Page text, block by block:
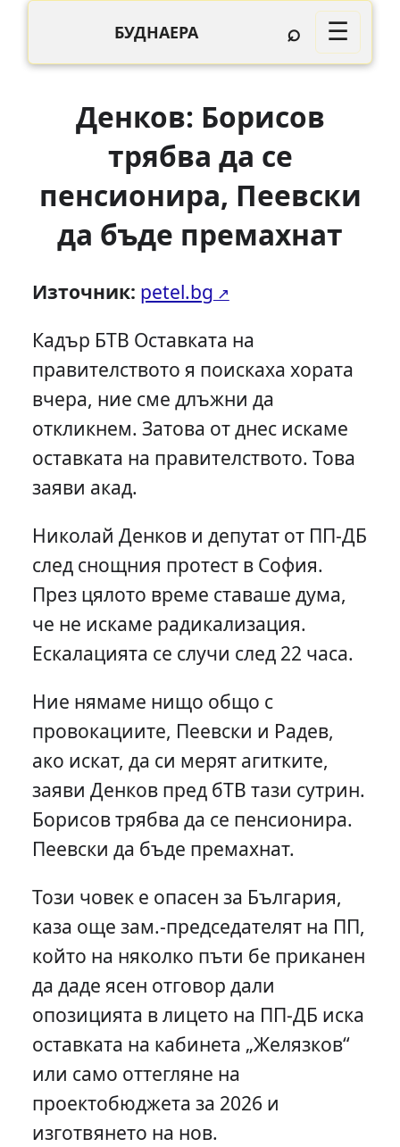
БУДНАЕРА ⌕ ☰
Денков: Борисов
трябва да се
пенсионира, Пеевски
да бъде премахнат
Източник: petel.bg
Кадър БТВ Оставката на
правителството я поискаха хората
вчера, ние сме длъжни да
откликнем. Затова от днес искаме
оставката на правителството. Това
заяви акад.
Николай Денков и депутат от ПП-ДБ
след снощния протест в София.
През цялото време ставаше дума,
че не искаме радикализация.
Ескалацията се случи след 22 часа.
Ние нямаме нищо общо с
провокациите, Пеевски и Радев,
ако искат, да си мерят агитките,
заяви Денков пред бТВ тази сутрин.
Борисов трябва да се пенсионира.
Пеевски да бъде премахнат.
Този човек е опасен за България,
каза още зам.-председателят на ПП,
който на няколко пъти бе приканен
да даде ясен отговор дали
опозицията в лицето на ПП-ДБ иска
оставката на кабинета „Желязков“
или само оттегляне на
проектобюджета за 2026 и
изготвянето на нов.